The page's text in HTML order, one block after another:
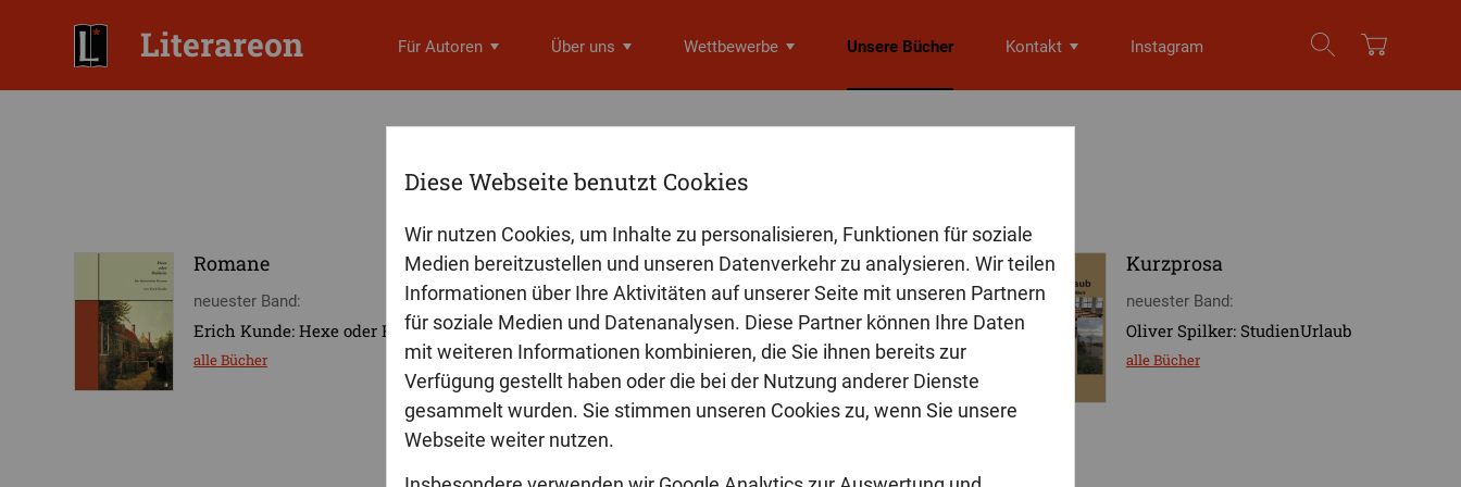
Diese Webseite benutzt Cookies
Wir nutzen Cookies, um Inhalte zu personalisieren, Funktionen für soziale
Medien bereitzustellen und unseren Datenverkehr zu analysieren. Wir teilen
Informationen über Ihre Aktivitäten auf unserer Seite mit unseren Partnern
für soziale Medien und Datenanalysen. Diese Partner können Ihre Daten
mit weiteren Informationen kombinieren, die Sie ihnen bereits zur
Verfügung gestellt haben oder die bei der Nutzung anderer Dienste
gesammelt wurden. Sie stimmen unseren Cookies zu, wenn Sie unsere
Webseite weiter nutzen.
Literareon Für Autoren Über uns Wettbewerbe Unsere Bücher Kontakt Instagram
Unsere Bücher im Shop
Romane
neuester Band:
Erich Kunde: Hexe oder Heilerin
alle Bücher
Erzählungen
neuester Band:
Stefan Miehling: Farbensplitter
alle Bücher
Kurzprosa
neuester Band:
Oliver Spilker: StudienUrlaub
alle Bücher